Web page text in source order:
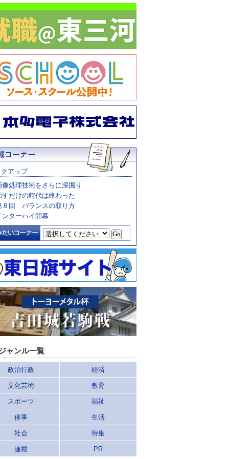
アップ
像処理技術をさらに深掘り
すだけの時代は終わった
８回 バランスの取り方
ンターハイ開幕
ャンル一覧
政治行政 経済
文化芸術 教育
スポーツ 福祉
催事 生活
社会 特集
連載 PR